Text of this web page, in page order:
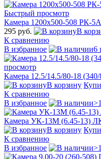
Быстрый просмотр
Камера 1200x500-508 РК-
295 руб.
В
К сравнению
В избранное
6
просмотр
Камера 12.5/14.5/80-18
В корзину
К сравнению
В избранное
Камера УК-13М (6.45-13)
В корзину
К сравнению
В избранное